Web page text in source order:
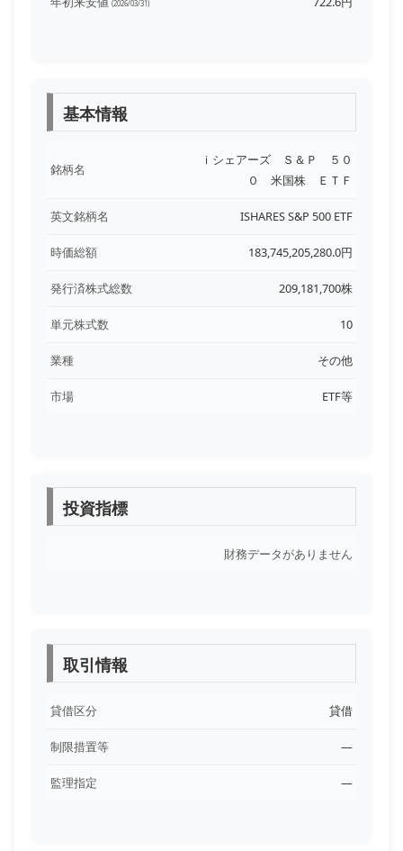
(2026/03/31)
基本情報
銘柄名
ｉシェアーズ Ｓ＆Ｐ ５０
０ 米国株 ＥＴＦ
英文銘柄名 ISHARES S&P 500 ETF
時価総額 183,745,205,280.0円
発行済株式総数 209,181,700株
単元株式数 10
業種 その他
市場 ETF等
投資指標
財務データがありません
取引情報
貸借区分 貸借
制限措置等 ―
監理指定 ―